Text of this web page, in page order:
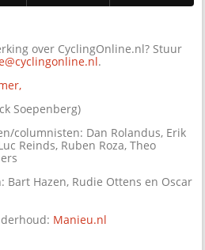
over CyclingOnline.nl? Stuur
.
Soepenberg)
columnisten: Dan Rolandus, Erik
Reinds, Ruben Roza, Theo
Bart Hazen, Rudie Ottens en Oscar
Manieu.nl